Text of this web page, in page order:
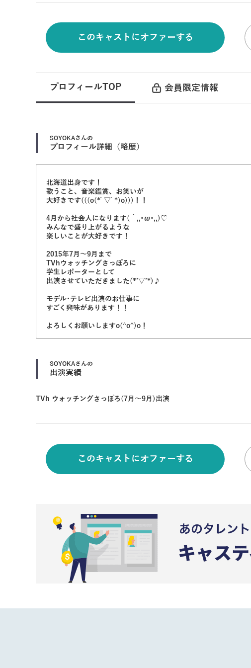
このキャストにオファーする
プロフィールTOP 会員限定情報
SOYOKAさんの
プロフィール詳細（略歴）
北海道出身です！
歌うこと、音楽鑑賞、お笑いが
大好きです(((o(*ﾟ▽ﾟ*)o)))！！
4月から社会人になります(´,,•ω•,,)♡
みんなで盛り上がるような
楽しいことが大好きです！
2015年7月～9月まで
TVhウォッチングさっぽろに
学生レポーターとして
出演させていただきました(*’▽’*)♪
モデル･テレビ出演のお仕事に
すごく興味があります！！
よろしくお願いしますo(^o^)o！
SOYOKAさんの
出演実績
TVh ウォッチングさっぽろ(7月～9月)出演
このキャストにオファーする